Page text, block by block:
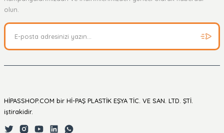
olun.
HİPASSHOP.COM bir Hİ-PAŞ PLASTİK EŞYA TİC. VE SAN. LTD. ŞTİ.
iştirakidir.